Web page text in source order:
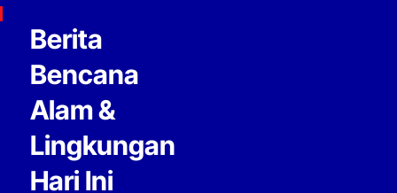
Skip to content
Berita
Bencana
Alam &
Lingkungan
Hari Ini